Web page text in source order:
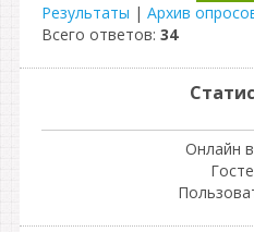
Результаты | Архив
Всего ответов: 34
Онлайн